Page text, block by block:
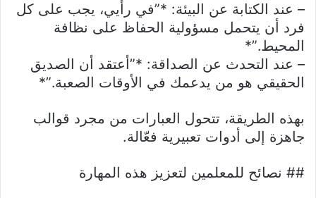
– عند الكتابة عن البيئة: *”في رأيي، يجب على كل
فرد أن يتحمل مسؤولية الحفاظ على نظافة
المحيط.”*
– عند التحدث عن الصداقة: *”أعتقد أن الصديق
الحقيقي هو من يدعمك في الأوقات الصعبة.”*
بهذه الطريقة، تتحول العبارات من مجرد قوالب
جاهزة إلى أدوات تعبيرية فعّالة.
## نصائح للمعلمين لتعزيز هذه المهارة